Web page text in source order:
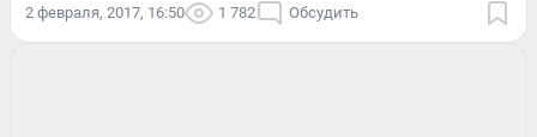
2 февраля, 2017, 16:50 1 782 Обсудить